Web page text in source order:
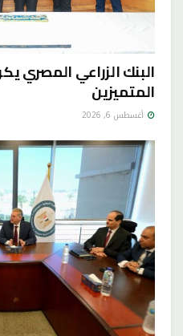
البنك الزراعي المصري
المتميزين
أغسطس 6, 2026